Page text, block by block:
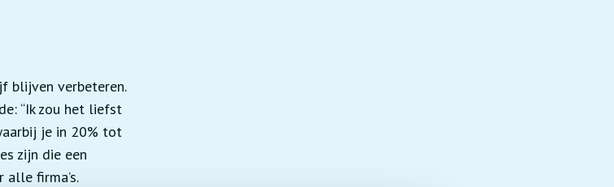
blijven verbeteren.
“Ik zou het liefst
je in 20% tot
zijn die een
firma’s.